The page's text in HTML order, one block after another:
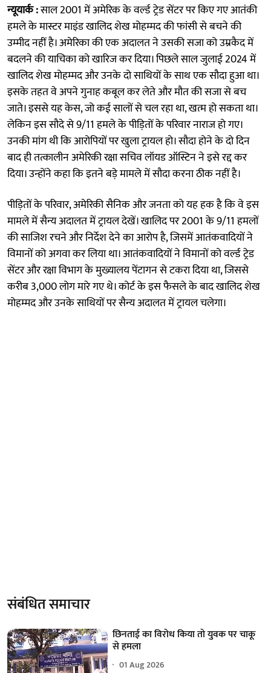
न्यूयार्क :साल 2001 में अमेरिक के वर्ल्ड ट्रेड सेंटर पर किए गए आतंकी
हमले के मास्टर माइंड खालिद शेख मोहम्मद की फांसी से बचने की
उम्मीद नहीं है। अमेरिका की एक अदालत ने उसकी सजा को उम्रकैद में
बदलने की याचिका को खारिज कर दिया। पिछले साल जुलाई 2024 में
खालिद शेख मोहम्मद और उनके दो साथियों के साथ एक सौदा हुआ था।
इसके तहत वे अपने गुनाह कबूल कर लेते और मौत की सजा से बच
जाते। इससे यह केस, जो कई सालों से चल रहा था, खत्म हो सकता था।
लेकिन इस सौदे से 9/11 हमले के पीड़ितों के परिवार नाराज हो गए।
उनकी मांग थी कि आरोपियों पर खुला ट्रायल हो। सौदा होने के दो दिन
बाद ही तत्कालीन अमेरिकी रक्षा सचिव लॉयड ऑस्टिन ने इसे रद्द कर
दिया। उन्होंने कहा कि इतने बड़े मामले में सौदा करना ठीक नहीं है।
पीड़ितों के परिवार, अमेरिकी सैनिक और जनता को यह हक है कि वे इस
मामले में सैन्य अदालत में ट्रायल देखें। खालिद पर 2001 के 9/11 हमलों
की साजिश रचने और निर्देश देने का आरोप है, जिसमें आतंकवादियों ने
विमानों को अगवा कर लिया था। आतंकवादियों ने विमानों को वर्ल्ड ट्रेड
सेंटर और रक्षा विभाग के मुख्यालय पेंटागन से टकरा दिया था, जिससे
करीब 3,000 लोग मारे गए थे। कोर्ट के इस फैसले के बाद खालिद शेख
मोहम्मद और उनके साथियों पर सैन्य अदालत में ट्रायल चलेगा।
संबंधित समाचार
छिनताई का विरोध किया तो युवक पर चाकू
से हमला
01 Aug 2026